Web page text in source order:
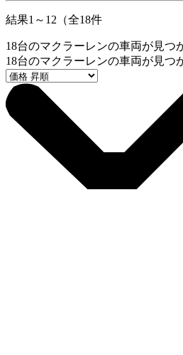
結果1～12（全18件
18台のマクラーレンの車両が見つ
18台のマクラーレンの車両が見つ